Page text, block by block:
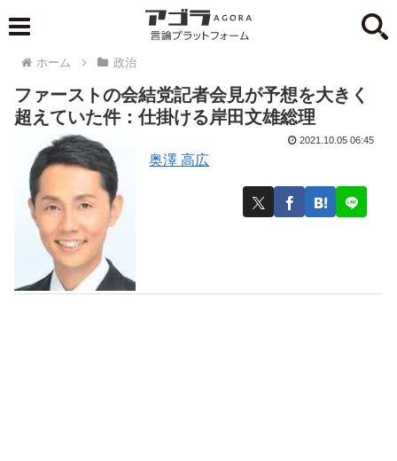
ホーム 政治
ファーストの会結党記者会見が予想を大きく
超えていた件：仕掛ける岸田文雄総理
奥澤 高広
2021.10.05 06:45